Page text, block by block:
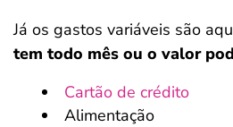
Já os gastos variáveis são
tem todo mês ou o valor
Cartão de crédito
Alimentação